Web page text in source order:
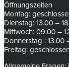
Öffnungszeiten
Montag:
Dienstag: 13.00 –
Mittwoch: 09.00 –
Donnerstag : 13.00
Freitag: